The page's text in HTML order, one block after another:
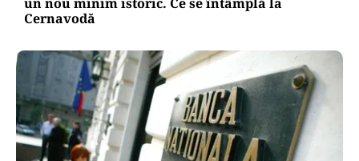
Cernavodă